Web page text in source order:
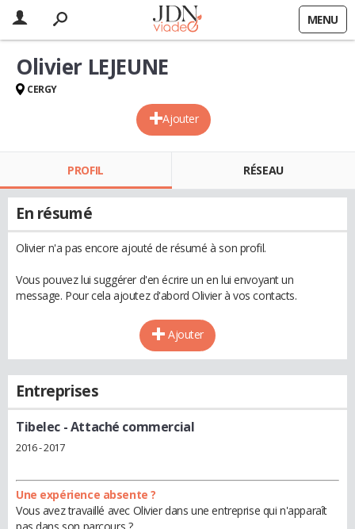
MENU
Ajouter
Olivier LEJEUNE
CERGY
PROFIL RÉSEAU
En résumé
Olivier n'a pas encore ajouté de résumé à son profil.
Vous pouvez lui suggérer d'en écrire un en lui envoyant un
message. Pour cela ajoutez d'abord Olivier à vos contacts.
Ajouter
Entreprises
Tibelec - Attaché commercial
2016 - 2017
Une expérience absente ?
Vous avez travaillé avec Olivier dans une entreprise qui n'apparaît